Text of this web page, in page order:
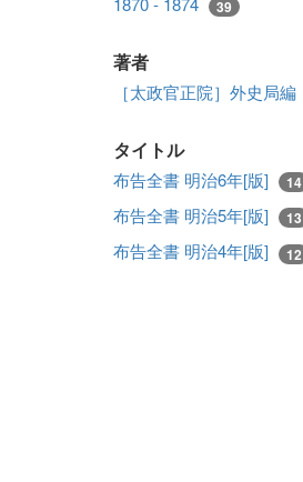
39
著者
［太政官正院］外史局編
タイトル
布告全書 明治6年[版] 14
布告全書 明治5年[版] 13
布告全書 明治4年[版] 12